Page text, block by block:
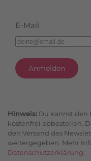
E-Mail
Anmelden
Hinweis: Du kannst den
kostenfrei abbestellen.
den Versand des
weitergegeben. Mehr
Datenschutzerklärung